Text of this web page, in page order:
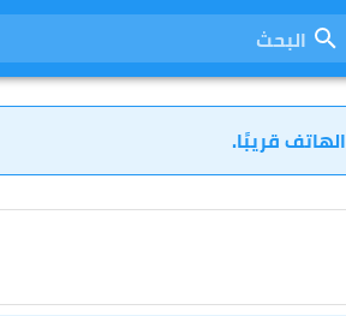
البحث
قريبًا.